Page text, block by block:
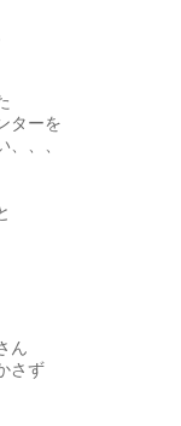
ターを
、、
ん
さず